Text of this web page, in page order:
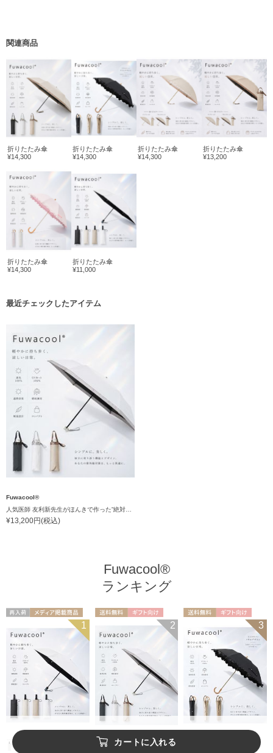
カートに入れる
関連商品
折りたたみ傘
¥14,300
折りたたみ傘
¥14,300
折りたたみ傘
¥14,300
折りたたみ傘
¥13,200
折りたたみ傘
¥14,300
折りたたみ傘
¥11,000
最近チェックしたアイテム
Fuwacool®
¥13,200円(税込)
Fuwacool®
ランキング
メディア掲載商 1
ギフト向け
2
ギフト向け
WOMEN
3